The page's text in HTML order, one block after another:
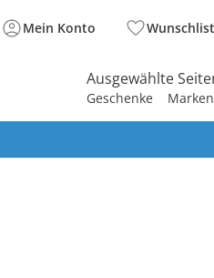
Mein Konto
Ausgewählte
Geschenke Marken